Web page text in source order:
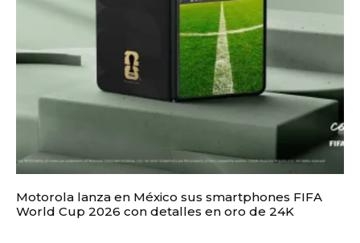
Motorola lanza en México sus smartphones FIFA
World Cup 2026 con detalles en oro de 24K